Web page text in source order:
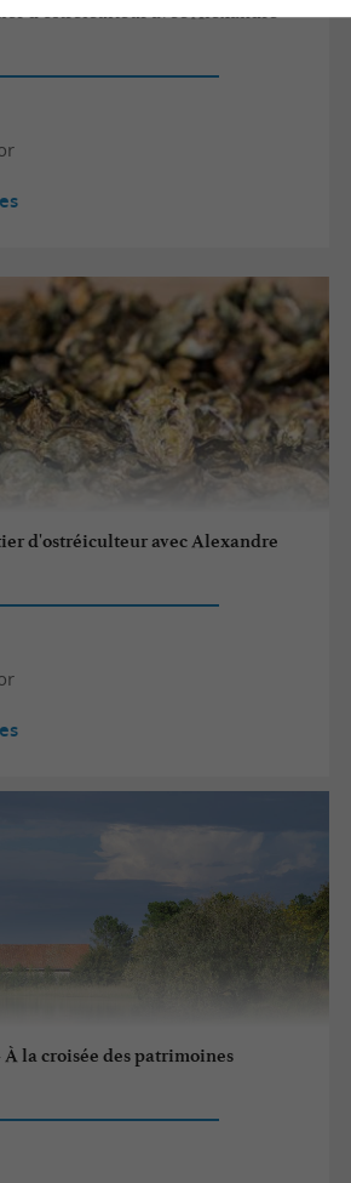
d'ostréiculteur avec Alexandre
d'ostréiculteur avec Alexandre
la croisée des patrimoines